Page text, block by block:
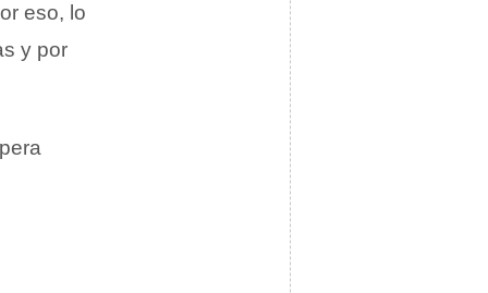
eso, lo
y por